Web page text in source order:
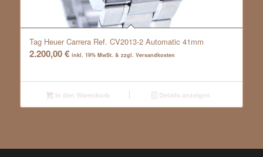
Tag Heuer Carrera Ref. CV2013-2 Automatic 41mm
2.200,00€ inkl. 19% MwSt. & zzgl. Versandkosten
In den Warenkorb Details anzeigen